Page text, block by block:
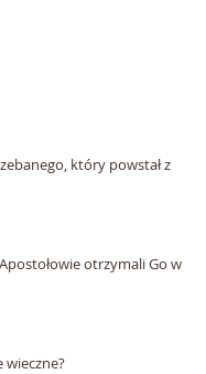
który powstał z
otrzymali Go w
wieczne?